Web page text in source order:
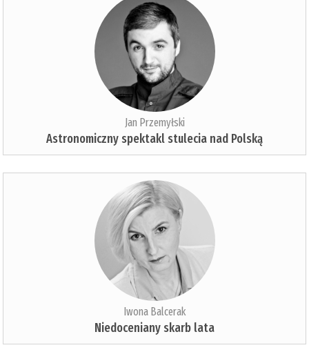
Jan Przemyłski
Astronomiczny spektakl stulecia nad Polską
Iwona Balcerak
Niedoceniany skarb lata